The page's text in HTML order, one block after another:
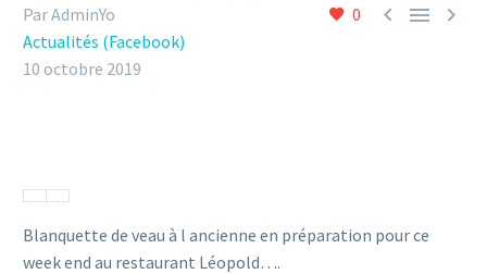
0   
Par AdminYo
Actualités (Facebook)
10 octobre 2019
Blanquette de veau à l ancienne en préparation pour ce
week end au restaurant Léopold….